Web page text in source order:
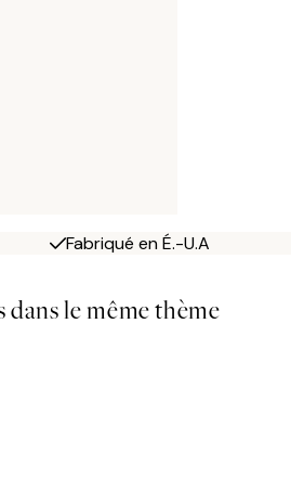
Fabriqué en É.-U.A
le même thème